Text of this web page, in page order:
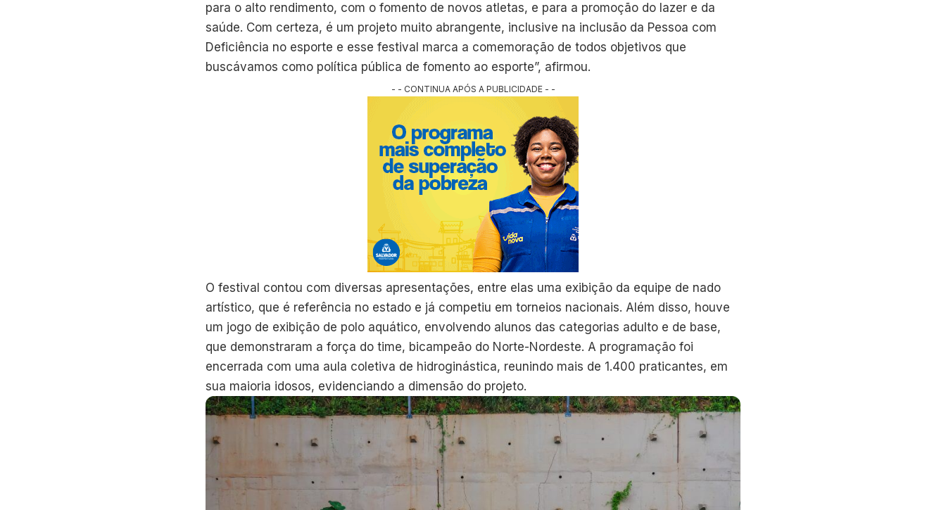
para o alto rendimento, com o fomento de novos atletas, e para a promoção do lazer e da
saúde. Com certeza, é um projeto muito abrangente, inclusive na inclusão da Pessoa com
Deficiência no esporte e esse festival marca a comemoração de todos objetivos que
buscávamos como política pública de fomento ao esporte”, afirmou.
- - CONTINUA APÓS A PUBLICIDADE - -
O festival contou com diversas apresentações, entre elas uma exibição da equipe de nado
artístico, que é referência no estado e já competiu em torneios nacionais. Além disso, houve
um jogo de exibição de polo aquático, envolvendo alunos das categorias adulto e de base,
que demonstraram a força do time, bicampeão do Norte-Nordeste. A programação foi
encerrada com uma aula coletiva de hidroginástica, reunindo mais de 1.400 praticantes, em
sua maioria idosos, evidenciando a dimensão do projeto.